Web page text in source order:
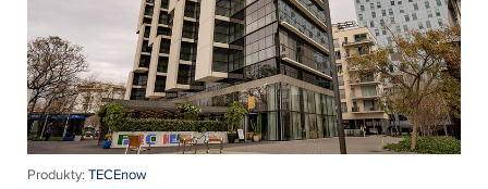
Produkty: TECEnow